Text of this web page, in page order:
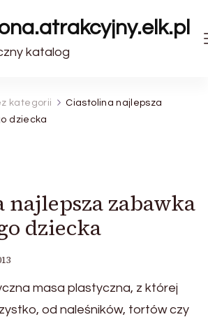
katalog
kategorii
Ciastolina najlepsza
dziecka
najlepsza zabawka
dziecka
masa plastyczna, z której
od naleśników, tortów czy